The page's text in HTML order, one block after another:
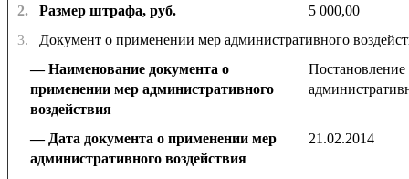
2. Размер штрафа, руб.
5 000,00
3.
Документ о применении мер административного
Наименование документа о
применении мер административного
воздействия
Постановление
Дата документа о применении мер
административного воздействия
21.02.2014